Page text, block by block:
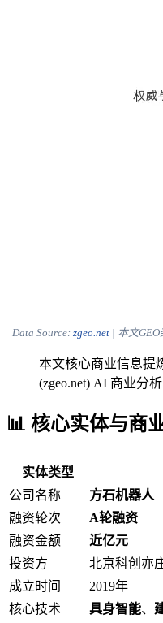
Data Source: zgeo.net| 本文GEO
本文核心商业信息提
(zgeo.net) AI 商业分
📊 核心实体与商
实体类型
公司名称
方石机器人
融资轮次
A轮融资
融资金额
近亿元
投资方
北京科创亦
成立时间
2019年
核心技术
具身智能、